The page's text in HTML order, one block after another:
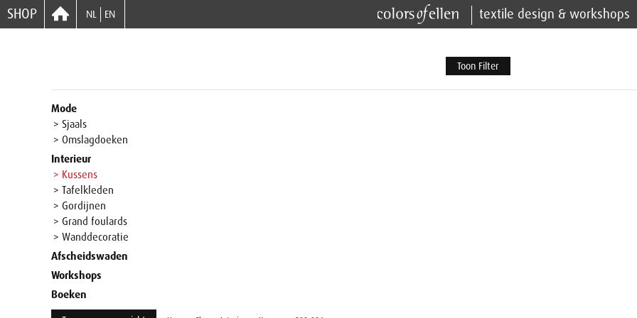
SHOP NL EN textile design & workshops
Toon Filter
Mode
> Sjaals
> Omslagdoeken
Interieur
> Kussens
> Tafelkleden
> Gordijnen
> Grand foulards
> Wanddecoratie
Afscheidswaden
Workshops
Boeken